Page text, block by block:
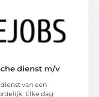
dienst m/v
van een
Elke dag